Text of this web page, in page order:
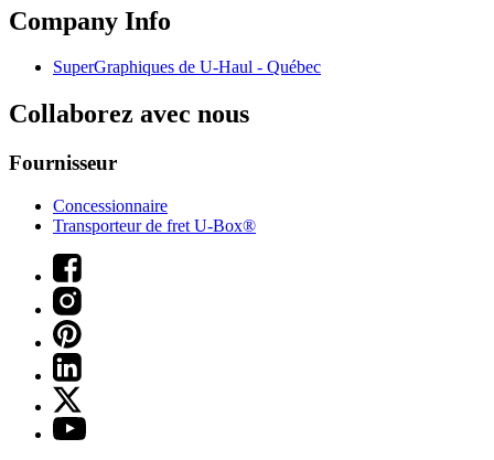
Company Info
SuperGraphiques de U-Haul - Québec
Collaborez avec nous
Fournisseur
Concessionnaire
Transporteur de fret U-Box®